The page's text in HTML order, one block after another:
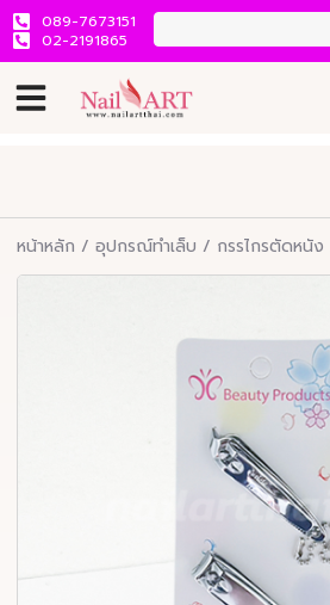
089-7673151
02-2191865
หน้าหลัก / อุปกรณ์ทำเล็บ / กรรไกรตัดหนัง